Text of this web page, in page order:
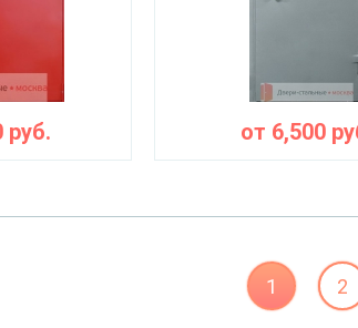
руб. от 6,500
1 2